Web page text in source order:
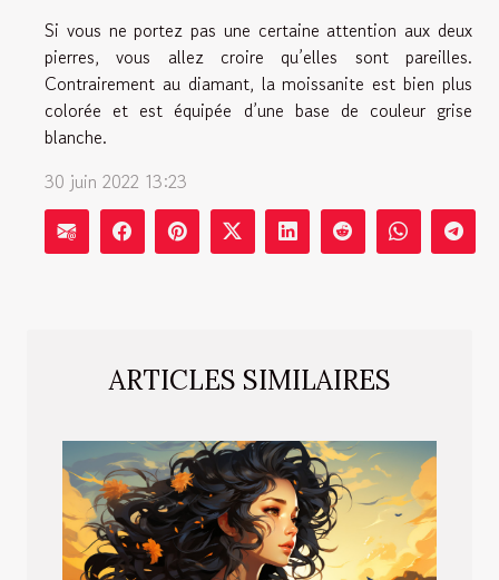
ARTICLES SIMILAIRES
Si vous ne portez pas une certaine attention aux deux
pierres, vous allez croire qu’elles sont pareilles.
Contrairement au diamant, la moissanite est bien plus
colorée et est équipée d’une base de couleur grise
blanche.
30 juin 2022 13:23